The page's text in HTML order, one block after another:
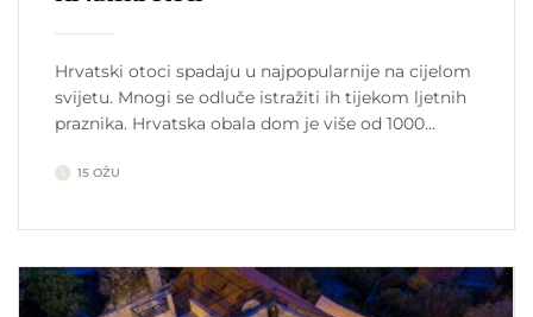
Hrvatski otoci spadaju u najpopularnije na cijelom
svijetu. Mnogi se odluče istražiti ih tijekom ljetnih
praznika. Hrvatska obala dom je više od 1000
Hrvatskoj. Na ulicama nema toliko turista kao u
smještaj Otok Vis uobičajeno je odredište. To je […]
15 OŽU